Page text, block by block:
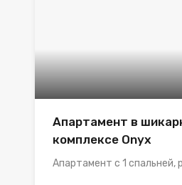
Апартамент в
комплексе Onyx
Апартамент с 1 спальней,